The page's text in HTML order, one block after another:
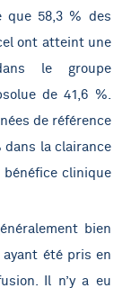
que 58,3 % des
ont atteint une
le groupe
de 41,6 %.
de référence
dans la clairance
clinique
bien
été pris en
Il n’y a eu